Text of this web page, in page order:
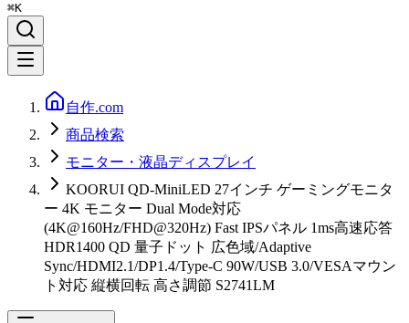
⌘K
自作.com
商品検索
モニター・液晶ディスプレイ
KOORUI QD-MiniLED 27インチ ゲーミングモニタ
ー 4K モニター Dual Mode対応
(4K@160Hz/FHD@320Hz) Fast IPSパネル 1ms高速応答
HDR1400 QD 量子ドット 広色域/Adaptive
Sync/HDMI2.1/DP1.4/Type-C 90W/USB 3.0/VESAマウン
ト対応 縦横回転 高さ調節 S2741LM